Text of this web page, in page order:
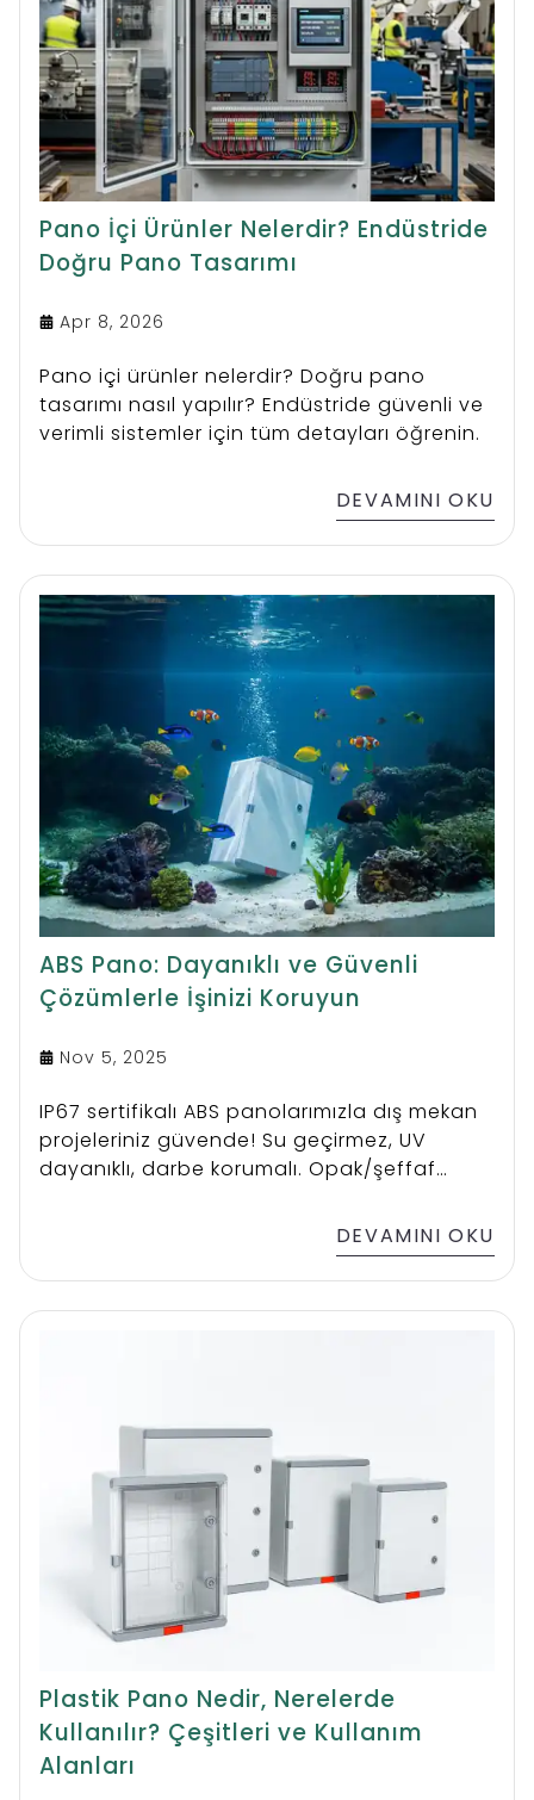
Pano İçi Ürünler Nelerdir? Endüstride
Doğru Pano Tasarımı
Apr 8, 2026
Pano içi ürünler nelerdir? Doğru pano
tasarımı nasıl yapılır? Endüstride güvenli ve
verimli sistemler için tüm detayları öğrenin.
DEVAMINI OKU
ABS Pano: Dayanıklı ve Güvenli
Çözümlerle İşinizi Koruyun
Nov 5, 2025
IP67 sertifikalı ABS panolarımızla dış mekan
projeleriniz güvende! Su geçirmez, UV
dayanıklı, darbe korumalı. Opak/şeffaf
DEVAMINI OKU
Plastik Pano Nedir, Nerelerde
Kullanılır? Çeşitleri ve Kullanım
Alanları